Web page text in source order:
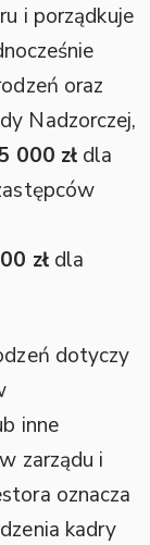
i porządkuje
oraz
Nadzorczej,
000 zł dla
złdla
dotyczy
inne
zarządu i
oznacza
kadry